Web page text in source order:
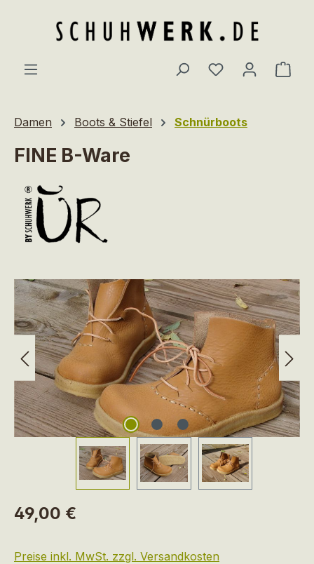
Du hast 0
Damen Boots & Stiefel Schnürboots
FINE B-Ware
Bildergalerie überspringen
Regulärer Preis:
49,00 €
Preise inkl. MwSt. zzgl. Versandkosten